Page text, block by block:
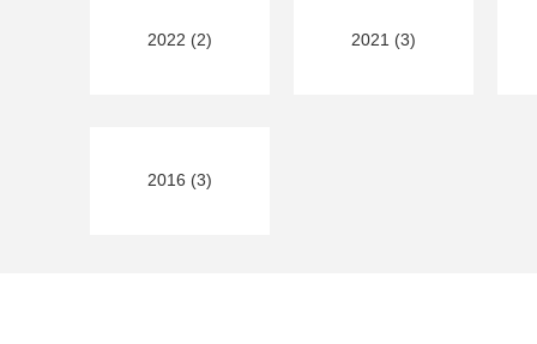
2022 (2) 2021 (3)
2016 (3)